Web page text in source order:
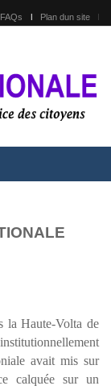
FAQs Plan dun site
la Haute-Volta de
avait mis sur
calquée sur un